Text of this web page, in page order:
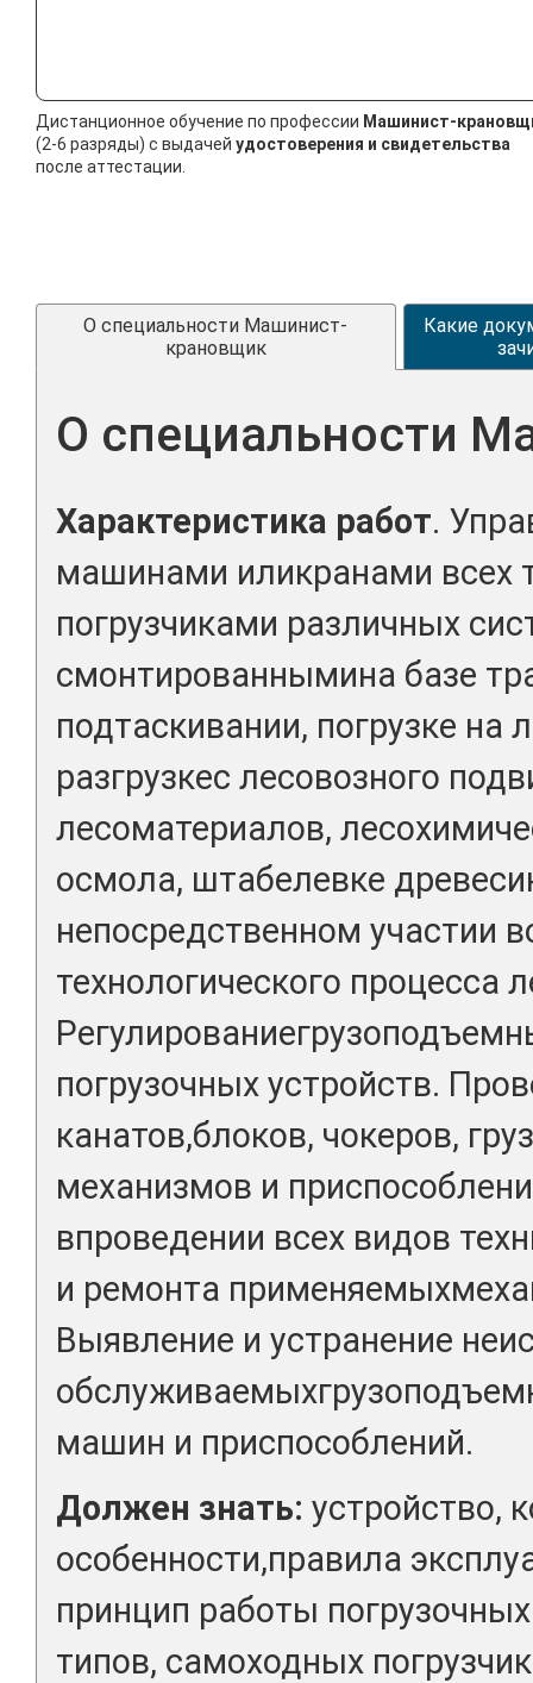
Дистанционное обучение по профессии Машинист-
(2-6 разряды) с выдачей удостоверения и свидетельства
после аттестации.
О специальности Машинист-
крановщик
Какие
О специальности
Характеристика работ.
машинами иликранами всех
погрузчиками различных
смонтированнымина базе
подтаскивании, погрузке на
разгрузкес лесовозного
лесоматериалов,
осмола, штабелевке
непосредственном участии
технологического процесса
погрузочных устройств.
канатов,блоков, чокеров,
механизмов и
впроведении всех видов
и ремонта
Выявление и устранение
машин и приспособлений.
Должен знать: устройство,
особенности,правила
принцип работы
типов, самоходных